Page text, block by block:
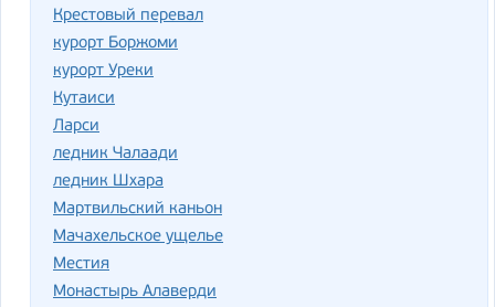
Крестовый перевал
курорт Боржоми
курорт Уреки
Кутаиси
Ларси
ледник Чалаади
ледник Шхара
Мартвильский каньон
Мачахельское ущелье
Местия
Монастырь Алаверди